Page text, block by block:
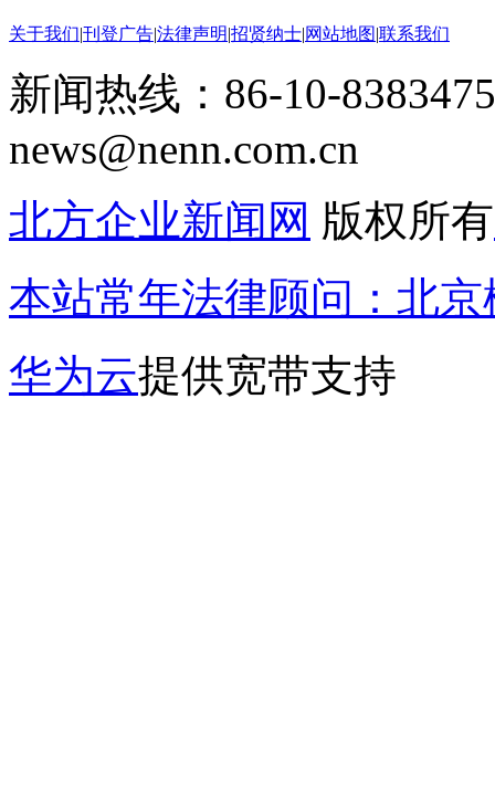
关于我们|刊登广告|法律声明|招贤纳士|网站地图|联系我们
新闻热线：86-10-
news@nenn.com.cn
北方企业新闻网 版权所有
本站常年法律顾问：北
华为云提供宽带支持